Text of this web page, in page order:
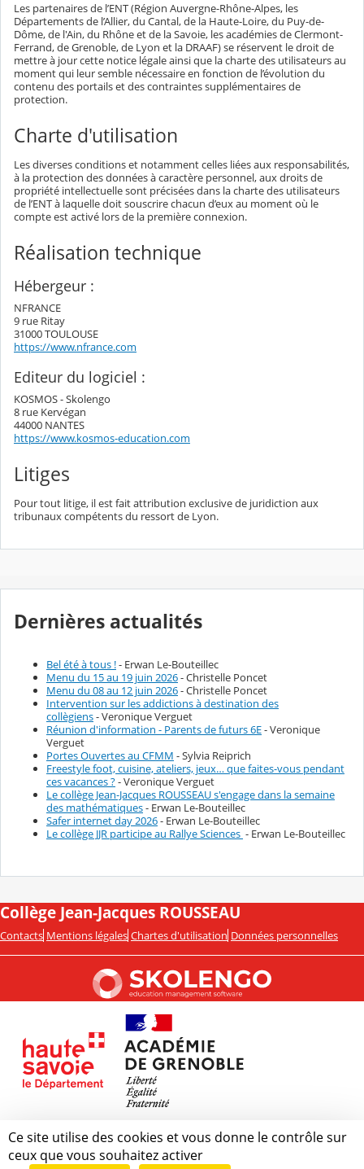
Les partenaires de l’ENT (Région Auvergne-Rhône-Alpes, les
Départements de l’Allier, du Cantal, de la Haute-Loire, du Puy-de-
Dôme, de l'Ain, du Rhône et de la Savoie, les académies de Clermont-
Ferrand, de Grenoble, de Lyon et la DRAAF) se réservent le droit de
mettre à jour cette notice légale ainsi que la charte des utilisateurs au
moment qui leur semble nécessaire en fonction de l’évolution du
contenu des portails et des contraintes supplémentaires de
protection.
Charte d'utilisation
Les diverses conditions et notamment celles liées aux responsabilités,
à la protection des données à caractère personnel, aux droits de
propriété intellectuelle sont précisées dans la charte des utilisateurs
de l’ENT à laquelle doit souscrire chacun d’eux au moment où le
compte est activé lors de la première connexion.
Réalisation technique
Hébergeur :
NFRANCE
9 rue Ritay
31000 TOULOUSE
https://www.nfrance.com
Editeur du logiciel :
KOSMOS - Skolengo
8 rue Kervégan
44000 NANTES
https://www.kosmos-education.com
Litiges
Pour tout litige, il est fait attribution exclusive de juridiction aux
tribunaux compétents du ressort de Lyon.
Dernières actualités
Bel été à tous !- Erwan Le-Bouteillec
Menu du 15 au 19 juin 2026- Christelle Poncet
Menu du 08 au 12 juin 2026- Christelle Poncet
Intervention sur les addictions à destination des
collègiens- Veronique Verguet
Réunion d'information - Parents de futurs 6E- Veronique
Verguet
Portes Ouvertes au CFMM - Sylvia Reiprich
Freestyle foot, cuisine, ateliers, jeux… que faites-vous pendant
ces vacances ?- Veronique Verguet
Le collège Jean-Jacques ROUSSEAU s'engage dans la semaine
des mathématiques- Erwan Le-Bouteillec
Safer internet day 2026- Erwan Le-Bouteillec
Le collège JJR participe au Rallye Sciences - Erwan Le-Bouteillec
Collège Jean-Jacques ROUSSEAU
Contacts Mentions légales Chartes d'utilisation Données personnelles
Ce site utilise des cookies et vous donne le contrôle sur
ceux que vous souhaitez activer